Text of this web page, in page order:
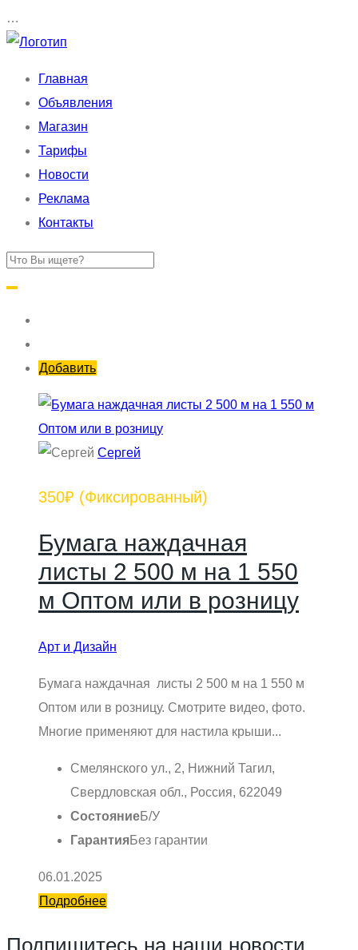
…
Главная
Объявления
Магазин
Тарифы
Новости
Реклама
Контакты
Добавить
Сергей
350₽ (Фиксированный)
Бумага наждачная
листы 2 500 м на 1 550
м Оптом или в розницу
Арт и Дизайн
Бумага наждачная листы 2 500 м на 1 550 м
Оптом или в розницу. Смотрите видео, фото.
Многие применяют для настила крыши...
Смелянского ул., 2, Нижний Тагил,
Свердловская обл., Россия, 622049
СостояниеБ/У
ГарантияБез гарантии
06.01.2025
Подробнее